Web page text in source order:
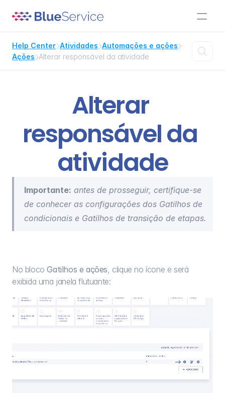
Help CenterAtividadesAutomações e ações
AçõesAlterar responsável da atividade

Alterar
responsável da
atividade
Importante: antes de prosseguir, certifique-se
de conhecer as configurações dos Gatilhos de
condicionais e Gatilhos de transição de etapas.
No bloco Gatilhos e ações, clique no ícone e será
exibida uma janela flutuante: